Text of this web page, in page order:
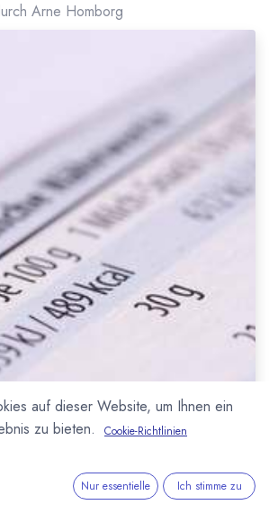
Arne Homborg
auf dieser Website, um Ihnen ein
zu bieten.
Cookie-Richtlinien
Nur essentielle Ich stimme zu